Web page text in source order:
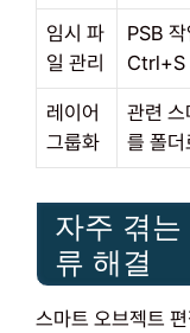
임시 파
일 관리
PSB
Ctrl+S
레이어
그룹화
관련 스
를 폴더
자주 겪
류 해결
스마트 오브젝트